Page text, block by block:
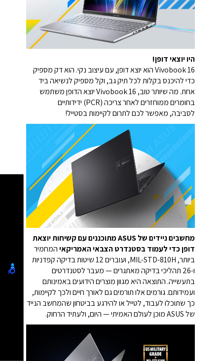
היו יוצאי דופן!
Vivobook 16 הוא יוצא דופן, עם עיצוב נקי. הוא דק מספיק
כדי להיכנס בקלות לכל תיק גב, וקל מספיק לנשיאה ביד
אחת. מה שיותר טוב, Vivobook 16 יוצא הדופן משתמש
בחומרים ממוחזרים לאחר צריכה (PCR) ידידותיים
לסביבה, מאפשר לכם לתרום לקיימות בסטייל!
מחשבים ניידים של ASUS מתוכננים עם קשיחות יוצאת
דופן כדי לעמוד בסטנדרט הצבאי האמריקאיהמחמיר
ביותר, MIL-STD-810H, ועוברים 12 שיטות בדיקה קפדניות
ו-26 תהליכי בדיקה מאתגרים — מעבר לסטנדרטים
בתעשייה. התוצאה היא מגוון מוצרים הידועים באמינותם
ועמידותם. גורמים אלו תורמים גם לאורך חיים ולכך לקיימות,
כך שתוכלו לעבוד, לטייל או להירגע בביטחון שהמחשב הנייד
של ASUS מוכן לעולם האמיתי — היום, ולעתיד הרחוק.